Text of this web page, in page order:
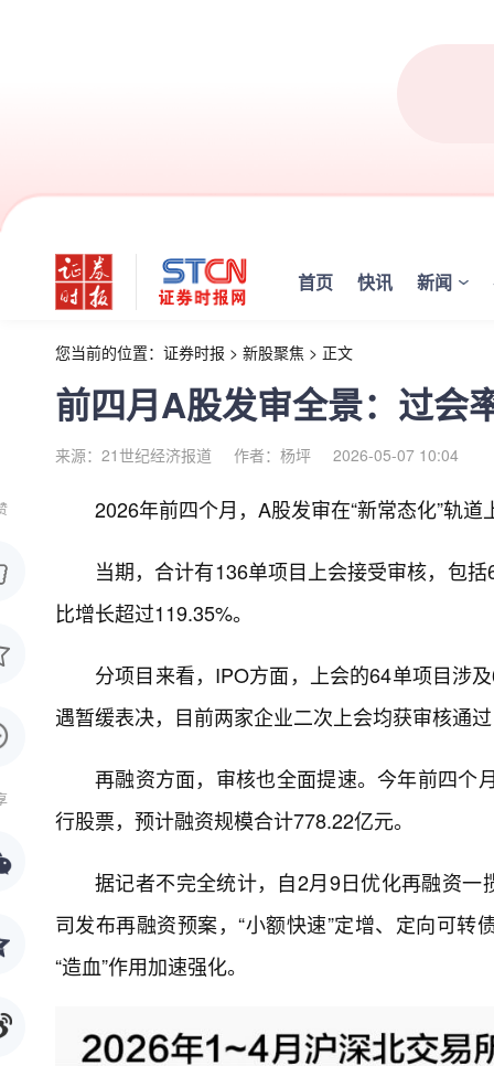
首页 快讯 新闻
您当前的位置： 证券时报 > 新股聚焦 > 正文
前四月A股发审全景：过会
来源：21世纪经济报道 作者：杨坪 2026-05-07 10:04
2026年前四个月，A股发审在“新常态化”轨道
当期，合计有136单项目上会接受审核，包
比增长超过119.35%。
分项目来看，IPO方面，上会的64单项目涉
遇暂缓表决，目前两家企业二次上会均获审核通
再融资方面，审核也全面提速。今年前四个
行股票，预计融资规模合计778.22亿元。
据记者不完全统计，自2月9日优化再融资
司发布再融资预案，“小额快速”定增、定向可
“造血”作用加速强化。